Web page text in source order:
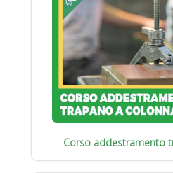
Corso addestramento